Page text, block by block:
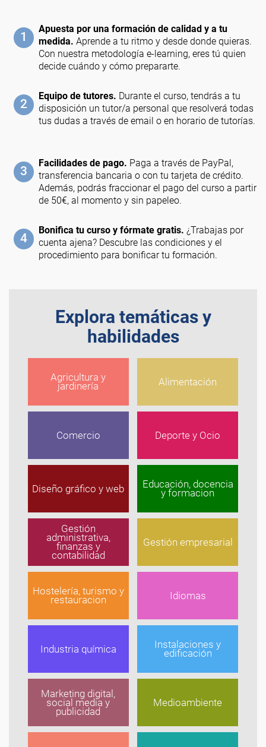
1
Apuesta por una formación de calidad y a tu
medida. Aprende a tu ritmo y desde donde quieras.
Con nuestra metodología e-learning, eres tú quien
decide cuándo y cómo prepararte.
2
Equipo de tutores. Durante el curso, tendrás a tu
disposición un tutor/a personal que resolverá todas
tus dudas a través de email o en horario de tutorías.
3
Facilidades de pago. Paga a través de PayPal,
transferencia bancaria o con tu tarjeta de crédito.
Además, podrás fraccionar el pago del curso a partir
de 50€, al momento y sin papeleo.
4
Bonifica tu curso y fórmate gratis. ¿Trabajas por
cuenta ajena? Descubre las condiciones y el
procedimiento para bonificar tu formación.
Explora temáticas y
habilidades
Agricultura y
jardinería Alimentación
Comercio Deporte y Ocio
Diseño gráfico y web Educación, docencia
y formacion
Gestión
administrativa,
finanzas y
contabilidad
Gestión empresarial
Hostelería, turismo y
restauracion Idiomas
Industria química Instalaciones y
edificación
Marketing digital,
social media y
publicidad
Medioambiente